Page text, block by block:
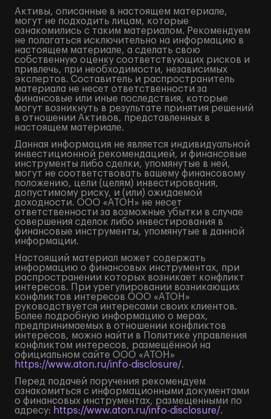
Активы, описанные в настоящем материале,
могут не подходить лицам, которые
ознакомились с таким материалом. Рекомендуем
не полагаться исключительно на информацию в
настоящем материале, а сделать свою
собственную оценку соответствующих рисков и
привлечь, при необходимости, независимых
экспертов. Составитель и распространитель
материала не несет ответственности за
финансовые или иные последствия, которые
могут возникнуть в результате принятия решений
в отношении Активов, представленных в
настоящем материале.
Данная информация не является индивидуальной
инвестиционной рекомендацией, и финансовые
инструменты либо сделки, упомянутые в ней,
могут не соответствовать вашему финансовому
положению, цели (целям) инвестирования,
допустимому риску, и (или) ожидаемой
доходности. ООО «АТОН» не несет
ответственности за возможные убытки в случае
совершения сделок либо инвестирования в
финансовые инструменты, упомянутые в данной
информации.
Настоящий материал может содержать
информацию о финансовых инструментах, при
распространении которых возникает конфликт
интересов. При урегулировании возникающих
конфликтов интересов ООО «АТОН»
руководствуется интересами своих клиентов.
Более подробную информацию о мерах,
предпринимаемых в отношении конфликтов
интересов, можно найти в Политике управления
конфликтом интересов, размещённой на
официальном сайте ООО «АТОН»
https://www.aton.ru/info-disclosure/.
Перед подачей поручения рекомендуем
ознакомиться с информационными документами
о финансовых инструментах, размещенными по
адресу: https://www.aton.ru/info-disclosure/.